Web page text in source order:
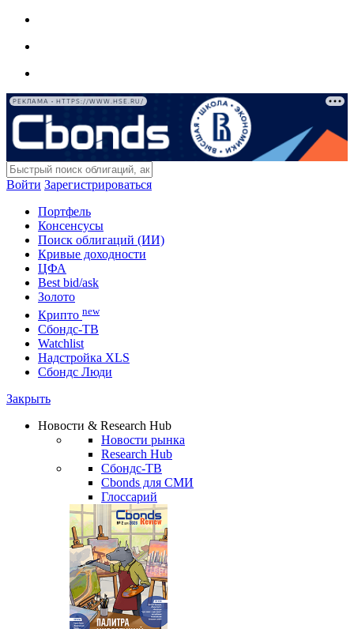
РЕКЛАМА • HTTPS://WWW.HSE.RU/
Войти Зарегистрироваться
Портфель
Консенсусы
Поиск облигаций (ИИ)
Кривые доходности
ЦФА
Best bid/ask
Золото
Крипто new
Сбондс-ТВ
Watchlist
Надстройка XLS
Сбондс Люди
Закрыть
Новости & Research Hub
Новости рынка
Research Hub
Сбондс-ТВ
Cbonds для СМИ
Глоссарий